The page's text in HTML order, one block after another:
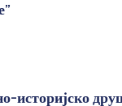
историјско